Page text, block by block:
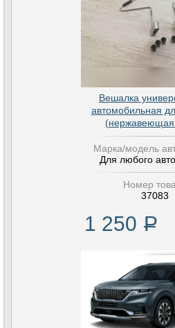
Вешалка
автомобильная
(нержавеющая
Марка/модель
Для любого
Номер
37083
1 250 Р